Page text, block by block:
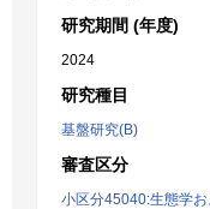
研究期間 (年度)
2024
研究種目
基盤研究(B)
審査区分
小区分45040:生態学